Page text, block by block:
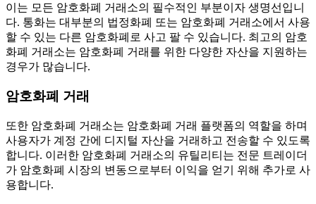
이는 모든 암호화폐 거래소의 필수적인 부분이자 생명선입니
다. 통화는 대부분의 법정화폐 또는 암호화폐 거래소에서 사용
할 수 있는 다른 암호화폐로 사고 팔 수 있습니다. 최고의 암호
화폐 거래소는 암호화폐 거래를 위한 다양한 자산을 지원하는
경우가 많습니다.
암호화폐 거래
또한 암호화폐 거래소는 암호화폐 거래 플랫폼의 역할을 하며
사용자가 계정 간에 디지털 자산을 거래하고 전송할 수 있도록
합니다. 이러한 암호화폐 거래소의 유틸리티는 전문 트레이더
가 암호화폐 시장의 변동으로부터 이익을 얻기 위해 추가로 사
용합니다.